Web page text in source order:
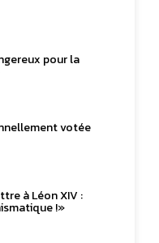
pour la
votée
à Léon XIV :
!»